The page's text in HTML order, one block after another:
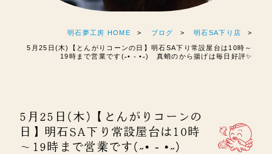
明石夢工房 HOME ブログ 明石SA下り店
5月25日(木)【とんがりコーンの日】明石SA下り常設屋台は10時～
19時まで営業です(˶• ֊ •˶) 真蛸のから揚げは毎日好評✨
5月25日(木)【とんがりコーンの
日】明石SA下り常設屋台は10時
～19時まで営業です(˶• ֊ •˶)